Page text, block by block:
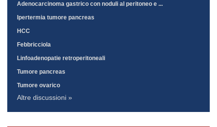
Adenocarcinoma gastrico con noduli al peritoneo e ...
Ipertermia tumore pancreas
HCC
Febbricciola
Linfoadenopatie retroperitoneali
Tumore pancreas
Tumore ovarico
Altre discussioni »